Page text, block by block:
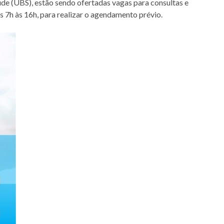
(UBS), estão sendo ofertadas vagas para consultas e
7h às 16h, para realizar o agendamento prévio.